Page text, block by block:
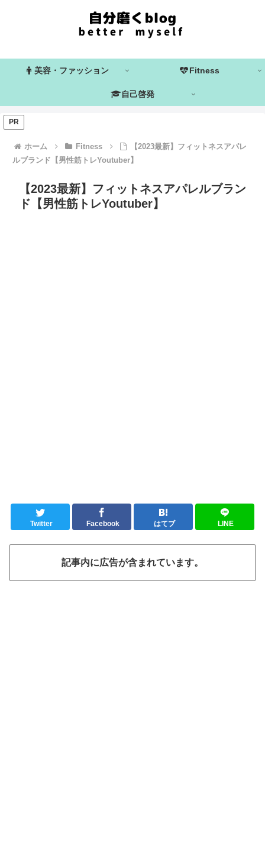
美容・ファッション Fitness
自己啓発
ホーム Fitness
【2023最新】フィットネスアパレ
ルブランド【男性筋トレYoutuber】
PR
【2023最新】フィットネスアパレルブラン
ド【男性筋トレYoutuber】
Twitter Facebook はてブ LINE
記事内に広告が含まれています。